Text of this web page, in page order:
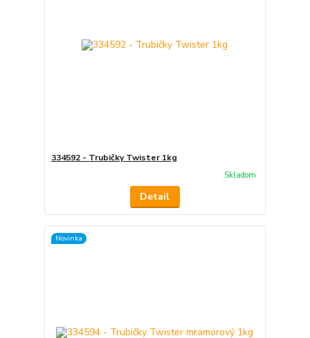
334592 - Trubičky Twister 1kg
Skladom
Detail
Novinka